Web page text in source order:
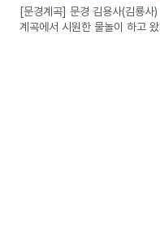
[문경계곡] 문경 김용사(김룡사)
계곡에서 시원한 물놀이 하고 왔